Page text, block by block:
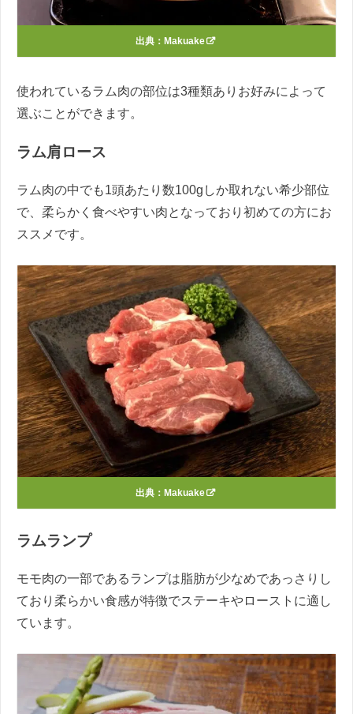
出典： Makuake
使われているラム肉の部位は3種類ありお好みによって
選ぶことができます。
ラム肩ロース
ラム肉の中でも1頭あたり数100gしか取れない希少部位
で、柔らかく食べやすい肉となっており初めての方にお
ススメです。
出典： Makuake
ラムランプ
モモ肉の一部であるランプは脂肪が少なめであっさりし
ており柔らかい食感が特徴でステーキやローストに適し
ています。